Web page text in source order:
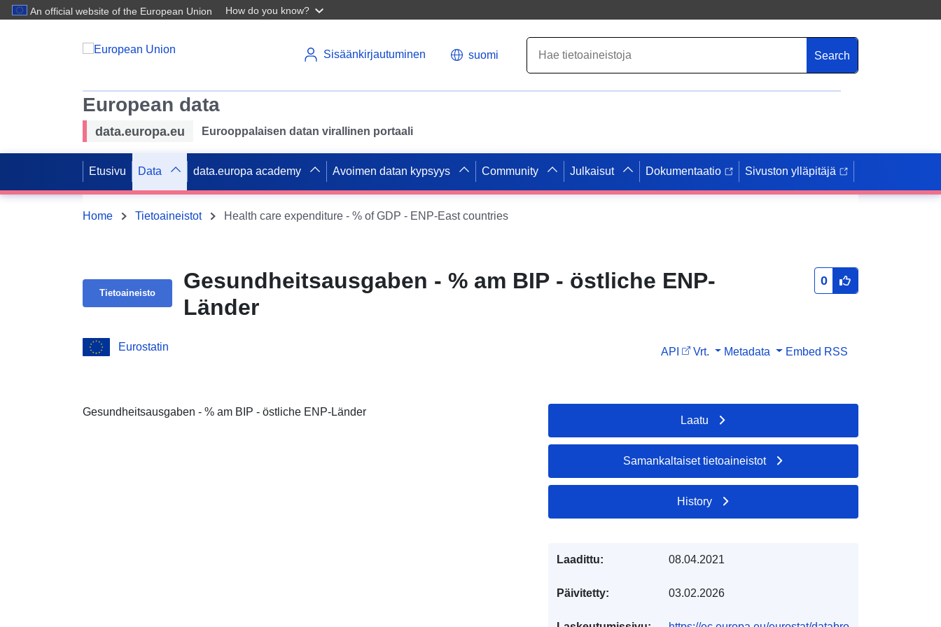
An official website of the European Union How do you know?
Sisäänkirjautuminen suomi Search
European data
data.europa.eu Eurooppalaisen datan virallinen portaali
Etusivu Data data.europa academy Avoimen datan kypsyys Community Julkaisut Dokumentaatio Sivuston ylläpitäjä
Home Tietoaineistot Health care expenditure - % of GDP - ENP-East countries
Tietoaineisto
Gesundheitsausgaben - % am BIP - östliche ENP-
Länder
0
Eurostatin API Vrt. Metadata Embed RSS
Gesundheitsausgaben - % am BIP - östliche ENP-Länder
Laatu
Samankaltaiset tietoaineistot
History
Laadittu: 08.04.2021
Päivitetty: 03.02.2026